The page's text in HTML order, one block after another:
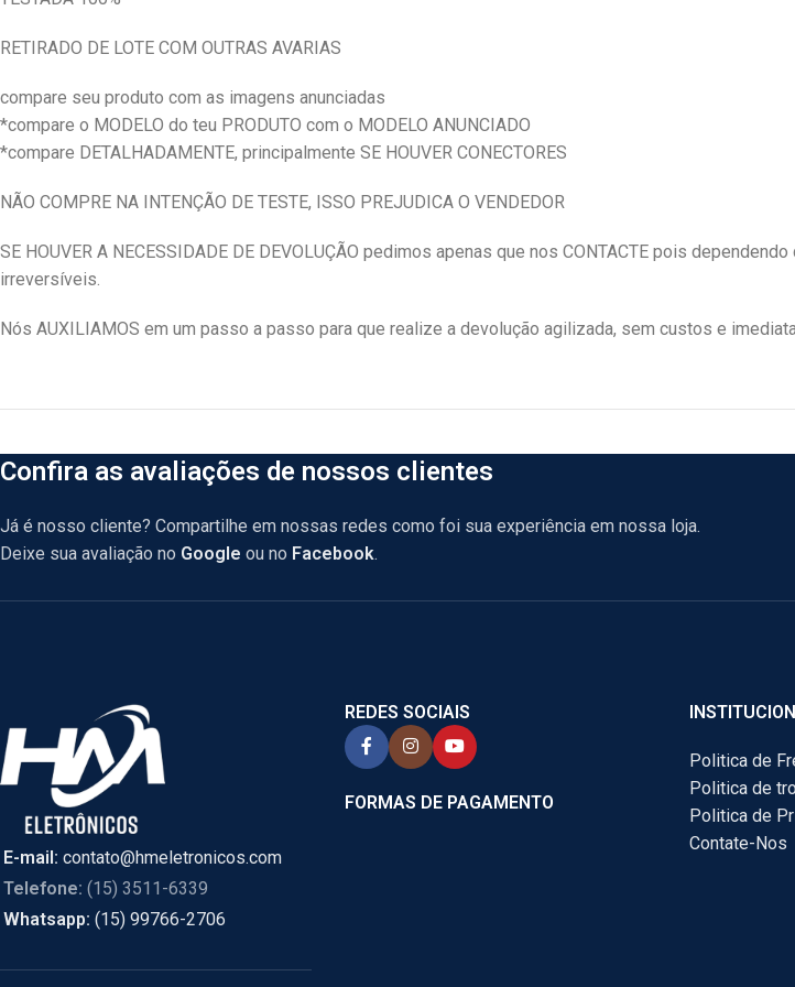
RETIRADO DE LOTE COM OUTRAS AVARIAS
compare seu produto com as imagens anunciadas
*compare o MODELO do teu PRODUTO com o MODELO ANUNCIADO
*compare DETALHADAMENTE, principalmente SE HOUVER CONECTORES
NÃO COMPRE NA INTENÇÃO DE TESTE, ISSO PREJUDICA O VENDEDOR
SE HOUVER A NECESSIDADE DE DEVOLUÇÃO pedimos apenas que nos CONTACTE pois
irreversíveis.
Nós AUXILIAMOS em um passo a passo para que realize a devolução agilizada, sem custos e
Confira as avaliações de nossos clientes
Já é nosso cliente? Compartilhe em nossas redes como foi sua experiência em nossa loja.
Deixe sua avaliação no Google ou no Facebook.
E-mail: contato@hmeletronicos.com
Telefone: (15) 3511-6339
Whatsapp: (15) 99766-2706
REDES SOCIAIS
FORMAS DE PAGAMENTO
Politica de
Politica de
Politica de
Contate-Nos